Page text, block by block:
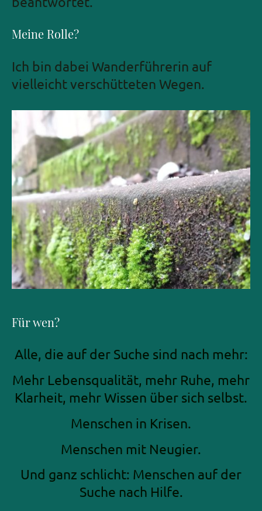
Meine Rolle?
Ich bin dabei Wanderführerin auf
vielleicht verschütteten Wegen.
Für wen?
Alle, die auf der Suche sind nach mehr:
Mehr Lebensqualität, mehr Ruhe, mehr
Klarheit, mehr Wissen über sich selbst.
Menschen in Krisen.
Menschen mit Neugier.
Und ganz schlicht: Menschen auf der
Suche nach Hilfe.